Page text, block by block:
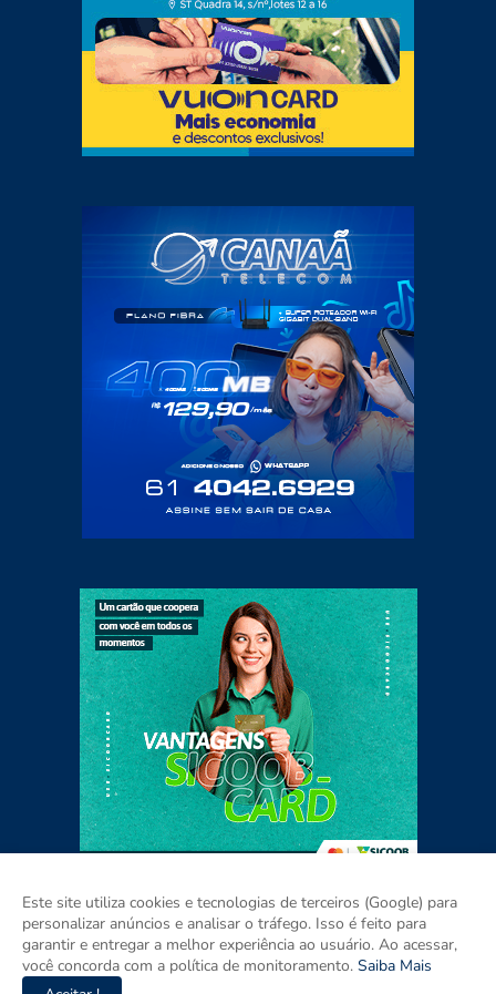
Home Sobre Contato Mídia Kit
Este site utiliza cookies e tecnologias de terceiros (Google) para
personalizar anúncios e analisar o tráfego. Isso é feito para
garantir e entregar a melhor experiência ao usuário. Ao acessar,
você concorda com a política de monitoramento. Saiba Mais